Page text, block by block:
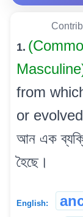
1.
from
or evolved.
আন এক
হৈছে।
English: